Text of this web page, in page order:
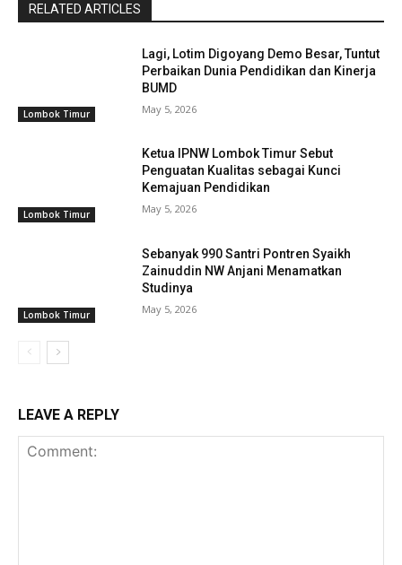
RELATED ARTICLES
Lombok Timur
Lagi, Lotim Digoyang Demo Besar, Tuntut
Perbaikan Dunia Pendidikan dan Kinerja
BUMD
May 5, 2026
Lombok Timur
Ketua IPNW Lombok Timur Sebut
Penguatan Kualitas sebagai Kunci
Kemajuan Pendidikan
May 5, 2026
Lombok Timur
Sebanyak 990 Santri Pontren Syaikh
Zainuddin NW Anjani Menamatkan
Studinya
May 5, 2026
LEAVE A REPLY